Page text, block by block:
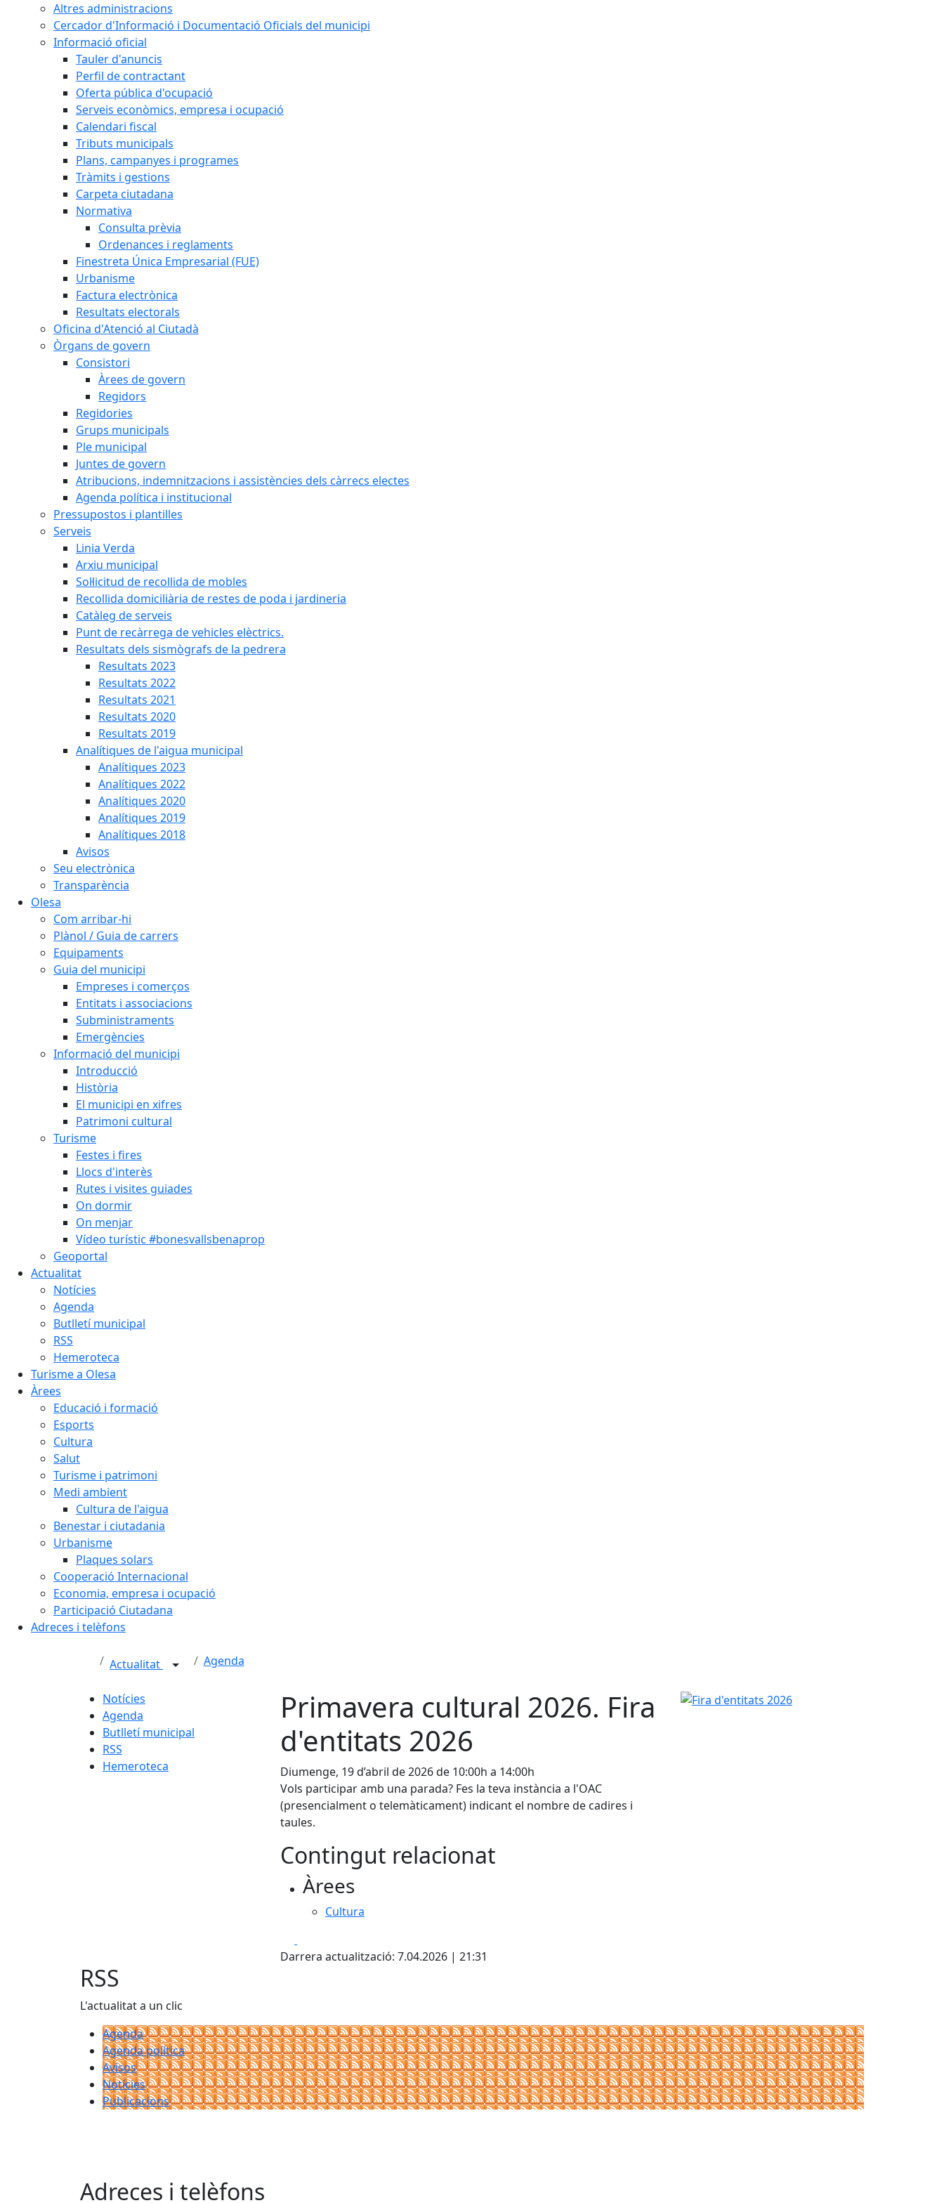
Altres administracions
Cercador d'Informació i Documentació Oficials del municipi
Informació oficial
Tauler d'anuncis
Perfil de contractant
Oferta pública d'ocupació
Serveis econòmics, empresa i ocupació
Calendari fiscal
Tributs municipals
Plans, campanyes i programes
Tràmits i gestions
Carpeta ciutadana
Normativa
Consulta prèvia
Ordenances i reglaments
Finestreta Única Empresarial (FUE)
Urbanisme
Factura electrònica
Resultats electorals
Oficina d'Atenció al Ciutadà
Òrgans de govern
Consistori
Àrees de govern
Regidors
Regidories
Grups municipals
Ple municipal
Juntes de govern
Atribucions, indemnitzacions i assistències dels càrrecs electes
Agenda política i institucional
Pressupostos i plantilles
Serveis
Linia Verda
Arxiu municipal
Sol·licitud de recollida de mobles
Recollida domiciliària de restes de poda i jardineria
Catàleg de serveis
Punt de recàrrega de vehicles elèctrics.
Resultats dels sismògrafs de la pedrera
Resultats 2023
Resultats 2022
Resultats 2021
Resultats 2020
Resultats 2019
Analítiques de l'aigua municipal
Analítiques 2023
Analítiques 2022
Analítiques 2020
Analítiques 2019
Analítiques 2018
Avisos
Seu electrònica
Transparència
Olesa
Com arribar-hi
Plànol / Guia de carrers
Equipaments
Guia del municipi
Empreses i comerços
Entitats i associacions
Subministraments
Emergències
Informació del municipi
Introducció
Història
El municipi en xifres
Patrimoni cultural
Turisme
Festes i fires
Llocs d'interès
Rutes i visites guiades
On dormir
On menjar
Vídeo turístic #bonesvallsbenaprop
Geoportal
Actualitat
Notícies
Agenda
Butlletí municipal
RSS
Hemeroteca
Turisme a Olesa
Àrees
Educació i formació
Esports
Cultura
Salut
Turisme i patrimoni
Medi ambient
Cultura de l'aigua
Benestar i ciutadania
Urbanisme
Plaques solars
Cooperació Internacional
Economia, empresa i ocupació
Participació Ciutadana
Adreces i telèfons
Actualitat Agenda
Notícies
Agenda
Butlletí municipal
RSS
Hemeroteca
Primavera cultural 2026. Fira
d'entitats 2026
Diumenge, 19 d’abril de 2026 de 10:00h a 14:00h
Vols participar amb una parada? Fes la teva instància a l'OAC
(presencialment o telemàticament) indicant el nombre de cadires i
taules.
Contingut relacionat
Àrees
Cultura
Darrera actualització: 7.04.2026 | 21:31
Fira d'entitats 2026
RSS
L'actualitat a un clic
Agenda
Agenda política
Avisos
Notícies
Publicacions
Adreces i telèfons